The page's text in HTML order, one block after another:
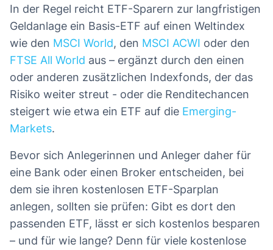
In der Regel reicht ETF-Sparern zur langfristigen
Geldanlage ein Basis-ETF auf einen Weltindex
wie den MSCI World, den MSCI ACWI oder den
FTSE All World aus – ergänzt durch den einen
oder anderen zusätzlichen Indexfonds, der das
Risiko weiter streut - oder die Renditechancen
steigert wie etwa ein ETF auf die Emerging-
Markets.
Bevor sich Anlegerinnen und Anleger daher für
eine Bank oder einen Broker entscheiden, bei
dem sie ihren kostenlosen ETF-Sparplan
anlegen, sollten sie prüfen: Gibt es dort den
passenden ETF, lässt er sich kostenlos besparen
– und für wie lange? Denn für viele kostenlose